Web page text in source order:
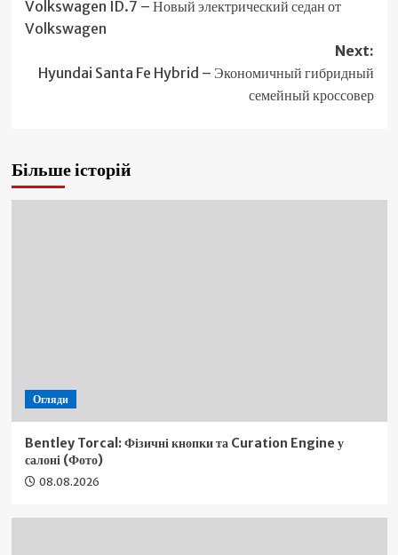
navigation
Volkswagen ID.7 – Новый электрический седан от
Volkswagen
Next:
Hyundai Santa Fe Hybrid – Экономичный гибридный
семейный кроссовер
Більше історій
Огляди
Bentley Torcal: Фізичні кнопки та Curation Engine у
салоні (Фото)
08.08.2026